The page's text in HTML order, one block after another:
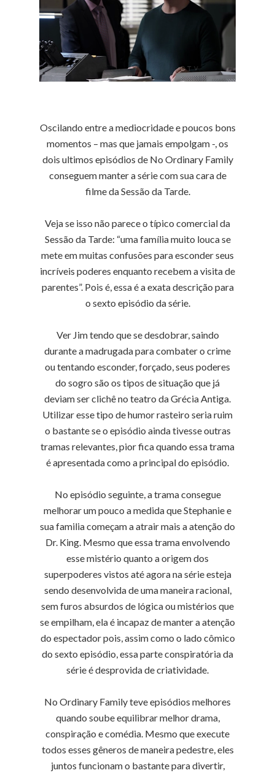
Oscilando entre a mediocridade e poucos bons
momentos – mas que jamais empolgam -, os
dois ultimos episódios de No Ordinary Family
conseguem manter a série com sua cara de
filme da Sessão da Tarde.
Veja se isso não parece o típico comercial da
Sessão da Tarde: “uma família muito louca se
mete em muitas confusões para esconder seus
incríveis poderes enquanto recebem a visita de
parentes”. Pois é, essa é a exata descrição para
o sexto episódio da série.
Ver Jim tendo que se desdobrar, saindo
durante a madrugada para combater o crime
ou tentando esconder, forçado, seus poderes
do sogro são os tipos de situação que já
deviam ser clichê no teatro da Grécia Antiga.
Utilizar esse tipo de humor rasteiro seria ruim
o bastante se o episódio ainda tivesse outras
tramas relevantes, pior fica quando essa trama
é apresentada como a principal do episódio.
No episódio seguinte, a trama consegue
melhorar um pouco a medida que Stephanie e
sua familia começam a atrair mais a atenção do
Dr. King. Mesmo que essa trama envolvendo
esse mistério quanto a origem dos
superpoderes vistos até agora na série esteja
sendo desenvolvida de uma maneira racional,
sem furos absurdos de lógica ou mistérios que
se empilham, ela é incapaz de manter a atenção
do espectador pois, assim como o lado cômico
do sexto episódio, essa parte conspiratória da
série é desprovida de criatividade.
No Ordinary Family teve episódios melhores
quando soube equilibrar melhor drama,
conspiração e comédia. Mesmo que execute
todos esses gêneros de maneira pedestre, eles
juntos funcionam o bastante para divertir,